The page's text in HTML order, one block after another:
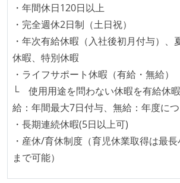
タスク見積もりの単位には絶対量（
く相対ポイントを用い、極力複数人
形で行っている
継続的なデプロイ（デリバリー）を
ワークフローの整備
全てのコードをバージョン管理ツー
各メンバーが実装したコードのマー
ベースで行われる
自動（＝システム化され、1コマン
ビルド、自動デプロイ環境が整備
・年間休日120日以上
・完全週休2日制（土日祝）
・年次有給休暇（入社後初月付与）、
休暇、特別休暇
・ライフサポート休暇（有給・無給）
└ 使用用途を問わない休暇を有給休
給：年間最大7日付与、無給：年度に
・長期連続休暇(5日以上可)
・産休/育休制度（育児休業取得は最
まで可能）